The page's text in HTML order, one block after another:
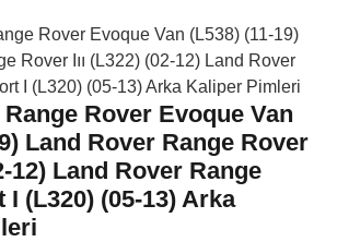
Rover Evoque Van
Land Rover Range Rover
12) Land Rover Range
(L320) (05-13) Arka